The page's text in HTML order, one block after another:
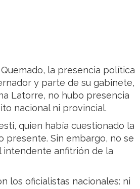
la presencia política
y parte de su gabinete,
Latorre, no hubo presencia
nacional ni provincial.
quien había cuestionado la
presente. Sin embargo, no se
intendente anfitrión de la
los oficialistas nacionales: ni